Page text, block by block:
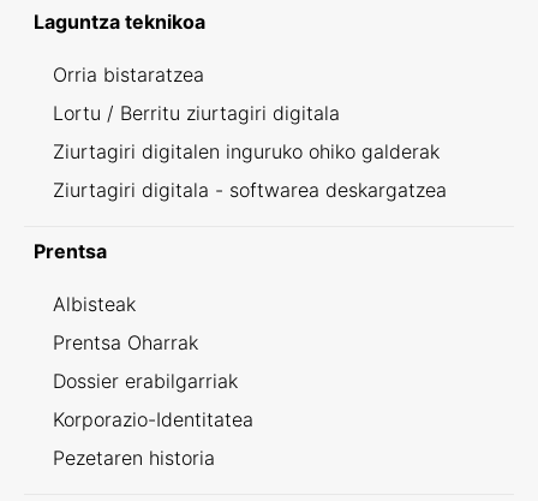
Laguntza teknikoa
Orria bistaratzea
Lortu / Berritu ziurtagiri digitala
Ziurtagiri digitalen inguruko ohiko galderak
Ziurtagiri digitala - softwarea deskargatzea
Prentsa
Albisteak
Prentsa Oharrak
Dossier erabilgarriak
Korporazio-Identitatea
Pezetaren historia